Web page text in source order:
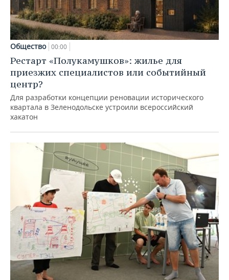
Общество 00:00
Рестарт «Полукамушков»: жилье для
приезжих специалистов или событийный
центр?
Для разработки концепции реновации исторического
квартала в Зеленодольске устроили всероссийский
хакатон